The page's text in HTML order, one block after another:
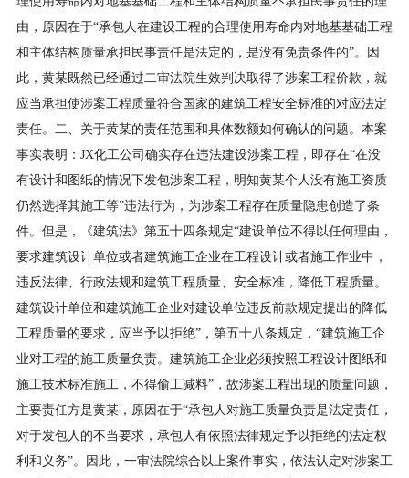
由，原因在于“承包人在建设工程的合理使用寿命内对地基基础工程
和主体结构质量承担民事责任是法定的，是没有免责条件的”。因
此，黄某既然已经通过二审法院生效判决取得了涉案工程价款，就
应当承担使涉案工程质量符合国家的建筑工程安全标准的对应法定
责任。二、关于黄某的责任范围和具体数额如何确认的问题。本案
事实表明：JX化工公司确实存在违法建设涉案工程，即存在“在没
有设计和图纸的情况下发包涉案工程，明知黄某个人没有施工资质
仍然选择其施工等”违法行为，为涉案工程存在质量隐患创造了条
件。但是，《建筑法》第五十四条规定“建设单位不得以任何理由，
要求建筑设计单位或者建筑施工企业在工程设计或者施工作业中，
违反法律、行政法规和建筑工程质量、安全标准，降低工程质量。
建筑设计单位和建筑施工企业对建设单位违反前款规定提出的降低
工程质量的要求，应当予以拒绝”，第五十八条规定，“建筑施工企
业对工程的施工质量负责。建筑施工企业必须按照工程设计图纸和
施工技术标准施工，不得偷工减料”，故涉案工程出现的质量问题，
主要责任方是黄某，原因在于“承包人对施工质量负责是法定责任，
对于发包人的不当要求，承包人有依照法律规定予以拒绝的法定权
利和义务”。因此，一审法院综合以上案件事实，依法认定对涉案工